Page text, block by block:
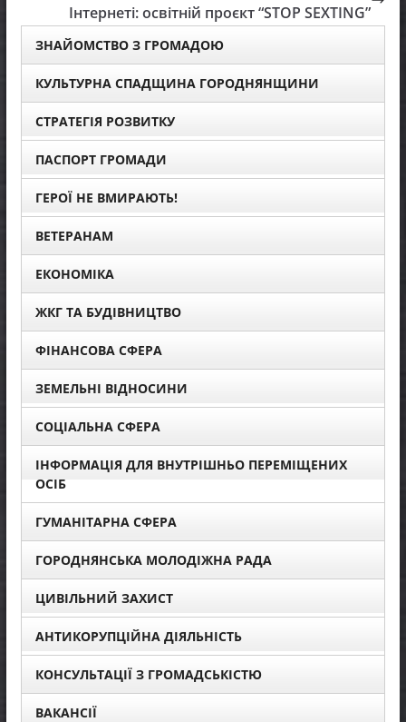
Інтернеті: освітній проєкт “STOP SEXTING”
ЗНАЙОМСТВО З ГРОМАДОЮ
КУЛЬТУРНА СПАДЩИНА ГОРОДНЯНЩИНИ
СТРАТЕГІЯ РОЗВИТКУ
ПАСПОРТ ГРОМАДИ
ГЕРОЇ НЕ ВМИРАЮТЬ!
ВЕТЕРАНАМ
ЕКОНОМІКА
ЖКГ ТА БУДІВНИЦТВО
ФІНАНСОВА СФЕРА
ЗЕМЕЛЬНІ ВІДНОСИНИ
СОЦІАЛЬНА СФЕРА
ІНФОРМАЦІЯ ДЛЯ ВНУТРІШНЬО ПЕРЕМІЩЕНИХ
ОСІБ
ГУМАНІТАРНА СФЕРА
ГОРОДНЯНСЬКА МОЛОДІЖНА РАДА
ЦИВІЛЬНИЙ ЗАХИСТ
АНТИКОРУПЦІЙНА ДІЯЛЬНІСТЬ
КОНСУЛЬТАЦІЇ З ГРОМАДСЬКІСТЮ
ВАКАНСІЇ